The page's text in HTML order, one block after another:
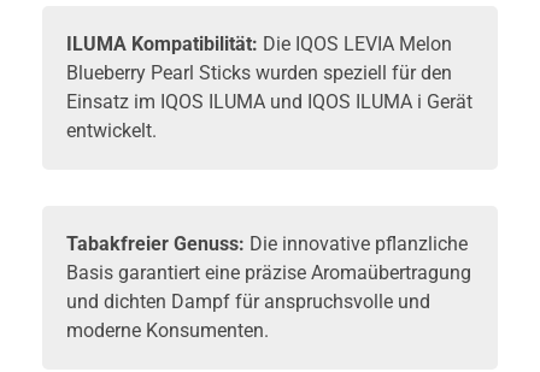
ILUMA Kompatibilität: Die IQOS LEVIA Melon
Blueberry Pearl Sticks wurden speziell für den
Einsatz im IQOS ILUMA und IQOS ILUMA i Gerät
entwickelt.
Tabakfreier Genuss: Die innovative pflanzliche
Basis garantiert eine präzise Aromaübertragung
und dichten Dampf für anspruchsvolle und
moderne Konsumenten.